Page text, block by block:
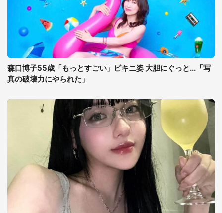
森口博子55歳「もっとすごい」ビキニ姿 大胆にぐっと...「写
真の破壊力にやられた」